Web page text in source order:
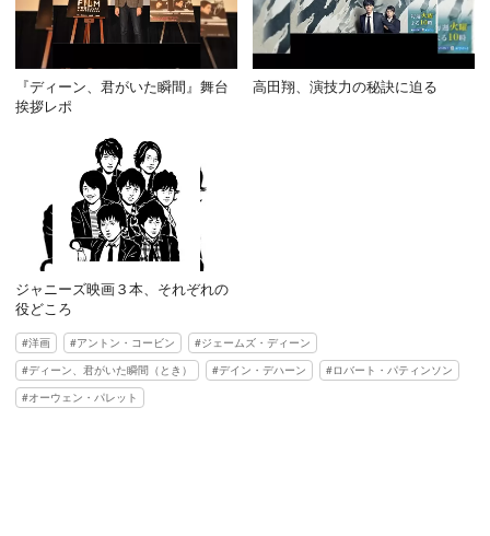
『ディーン、君がいた瞬間』舞台
挨拶レポ
高田翔、演技力の秘訣に迫る
ジャニーズ映画３本、それぞれの
役どころ
洋画 アントン・コービン
ジェームズ・ディーン
ディーン、君がいた瞬間（とき）
デイン・デハーン
ロバート・パティンソン
オーウェン・パレット